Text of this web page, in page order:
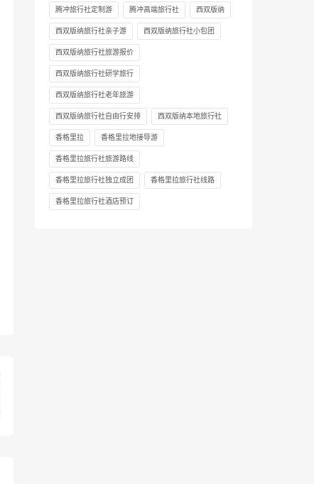
腾冲旅行社定制游 腾冲高端旅行社 西双版纳
西双版纳旅行社亲子游 西双版纳旅行社小包团
西双版纳旅行社旅游报价
西双版纳旅行社研学旅行
西双版纳旅行社老年旅游
西双版纳旅行社自由行安排 西双版纳本地旅行社
香格里拉 香格里拉地接导游
香格里拉旅行社旅游路线
香格里拉旅行社独立成团 香格里拉旅行社线路
香格里拉旅行社酒店预订